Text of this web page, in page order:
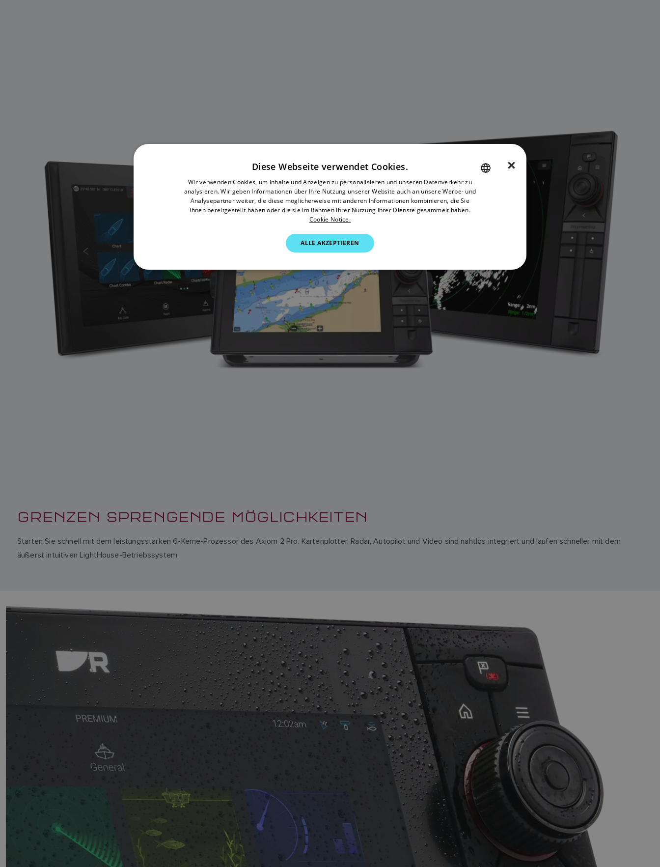
GRENZEN SPRENGENDE MÖGLICHKEITEN
Starten Sie schnell mit dem leistungsstarken 6-Kerne-Prozessor des Axiom 2 Pro. Kartenplotter, Radar, Autopilot und Video sind nahtlos integriert und laufen schneller mit dem
äußerst intuitiven LightHouse-Betriebssystem.
DUTCH
SPANISH
NORWEGIAN
×
Diese Webseite verwendet Cookies.
Wir verwenden Cookies, um Inhalte und Anzeigen zu personalisieren und unseren Datenverkehr zu
analysieren. Wir geben Informationen über Ihre Nutzung unserer Website auch an unsere Werbe- und
Analysepartner weiter, die diese möglicherweise mit anderen Informationen kombinieren, die Sie
ihnen bereitgestellt haben oder die sie im Rahmen Ihrer Nutzung ihrer Dienste gesammelt haben.
Cookie Notice.
ALLE AKZEPTIEREN